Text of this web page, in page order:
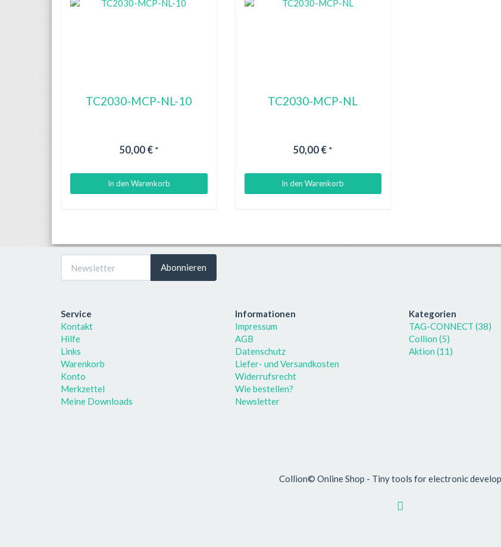
TC2030-MCP-NL-10
50,00 €*
In den Warenkorb
TC2030-MCP-NL
50,00 € *
In den Warenkorb
Abonnieren
Service
Kontakt
Hilfe
Links
Warenkorb
Konto
Merkzettel
Meine Downloads
Informationen
Impressum
AGB
Datenschutz
Liefer- und Versandkosten
Widerrufsrecht
Wie bestellen?
Newsletter
Kategorien
TAG-CONNECT (38)
Collion (5)
Aktion (11)
Collion© Online Shop - Tiny tools for electronic